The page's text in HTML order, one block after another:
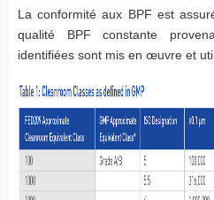
La conformité aux BPF est
qualité BPF constante
identifiées sont mis en œuvre et